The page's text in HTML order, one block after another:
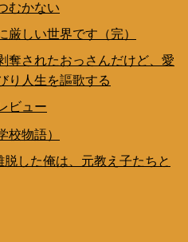
むかない
厳しい世界です（完）
奪されたおっさんだけど、愛
り人生を謳歌する
ビュー
校物語）
した俺は、元教え子たちと